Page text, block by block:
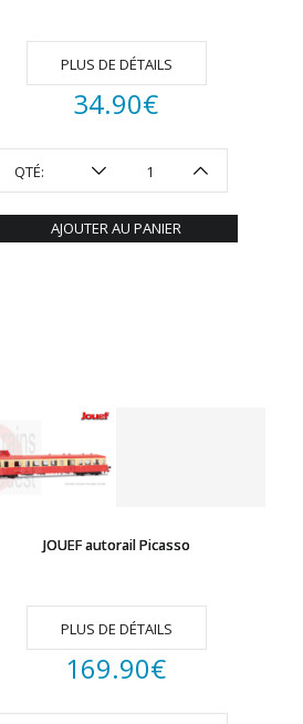
PLUS DE DÉTAILS
34.90€
QTÉ:
AJOUTER AU PANIER
JOUEF autorail Picasso
PLUS DE DÉTAILS
169.90€